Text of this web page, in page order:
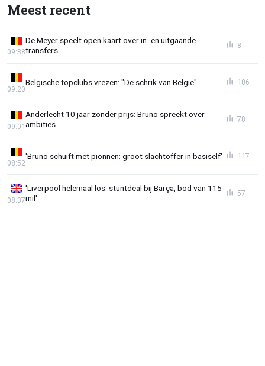
Meest recent
De Meyer speelt open kaart over in- en uitgaande
transfers
09:38
8
Belgische topclubs vrezen: "De schrik van België"
09:20
186
Anderlecht 10 jaar zonder prijs: Bruno spreekt over
ambities
09:01
78
'Bruno schuift met pionnen: groot slachtoffer in basiself'
08:52
117
'Liverpool helemaal los: stuntdeal bij Barça, bod van 115
mil'
08:37
57